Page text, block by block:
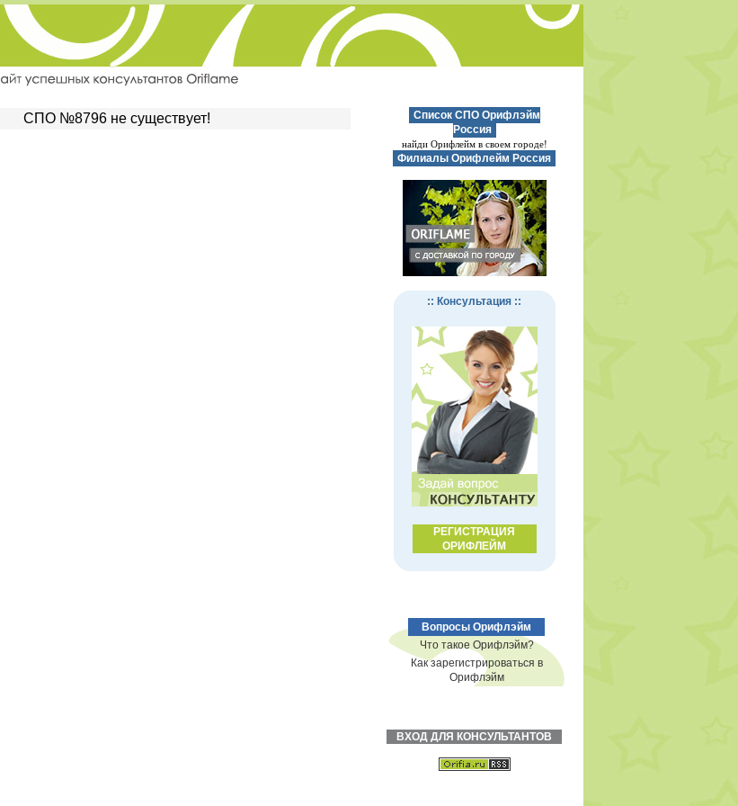
СПО №8796 не существует!
Список СПО Орифлэйм
Россия
найди Орифлейм в своем городе!
Филиалы Орифлейм Россия
:: Консультация ::
РЕГИСТРАЦИЯ
ОРИФЛЕЙМ
Вопросы Орифлэйм
Что такое Орифлэйм?
Как зарегистрироваться в
Орифлэйм
ВХОД ДЛЯ КОНСУЛЬТАНТОВ